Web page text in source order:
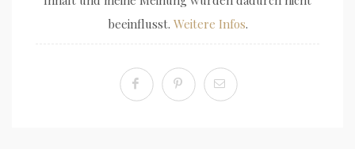
beeinflusst. Weitere Infos.